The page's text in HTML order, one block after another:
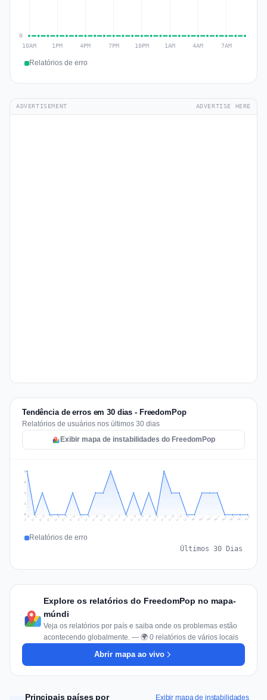
Relatórios de erro
ADVERTISEMENT ADVERTISE HERE
Tendência de erros em 30 dias - FreedomPop
Relatórios de usuários nos últimos 30 dias
Exibir mapa de instabilidades do FreedomPop
1
1
2
2
Jul 10 Jul 11 Jul 12 Jul 13 Jul 14 Jul 15 Jul 16 Jul 17 Jul 18 Jul 19 Jul 20 Jul 21 Jul 22 Jul 23 Jul 24 Jul 25 Jul 26 Jul 27 Jul 28 Jul 29 Jul 30 Jul 31 Aug 1 Aug 2 Aug 3 Aug 4 Aug 5 Aug 6 Aug 7 Aug 8
Relatórios de erro
Últimos 30 Dias
Explore os relatórios do FreedomPop no mapa-
múndi
Veja os relatórios por país e saiba onde os problemas estão
acontecendo globalmente. — 🌍 0 relatórios de vários locais
Abrir mapa ao vivo
Principais países por Exibir mapa de instabilidades